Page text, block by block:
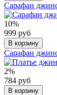
Сарафан
10%
999 руб
В корзину
Сарафан
2%
784 руб
В корзину